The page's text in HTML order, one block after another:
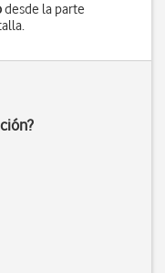
desde la parte